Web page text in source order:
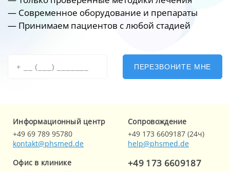
— Современное оборудование и препараты
— Принимаем пациентов с любой стадией
ПЕРЕЗВОНИТЕ МНЕ
Информационный центр
+49 69 789 95780
kontakt@phsmed.de
Cопровождение
+49 173 6609187 (24ч)
help@phsmed.de
Офис в клинике
+49 173 6609187